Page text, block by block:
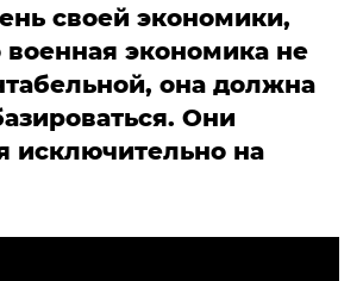
своей экономики,
военная экономика не
она должна
Они
исключительно на